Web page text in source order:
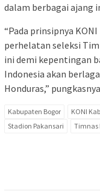
dalam berbagai ajang
“Pada prinsipnya
perhelatan seleksi
ini demi kepentingan
Indonesia akan
Honduras,”
Kabupaten Bogor KONI
Stadion Pakansari
Timnas